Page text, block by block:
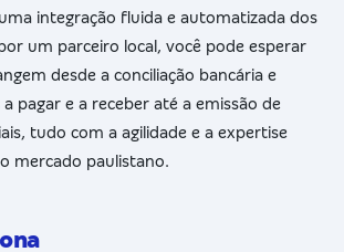
integração fluida e automatizada dos
um parceiro local, você pode esperar
desde a conciliação bancária e
pagar e a receber até a emissão de
tudo com a agilidade e a expertise
mercado paulistano.